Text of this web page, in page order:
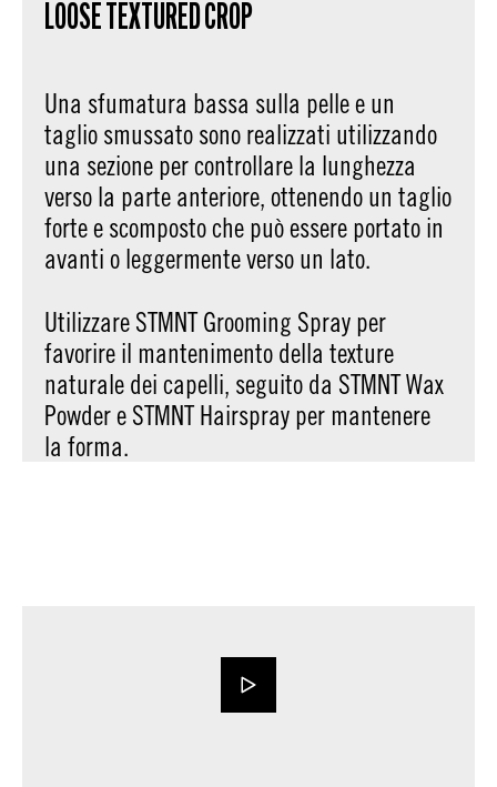
LOOSE TEXTURED CROP
Una sfumatura bassa sulla pelle e un
taglio smussato sono realizzati utilizzando
una sezione per controllare la lunghezza
verso la parte anteriore, ottenendo un taglio
forte e scomposto che può essere portato in
avanti o leggermente verso un lato.
Utilizzare STMNT Grooming Spray per
favorire il mantenimento della texture
naturale dei capelli, seguito da STMNT Wax
Powder e STMNT Hairspray per mantenere
la forma.